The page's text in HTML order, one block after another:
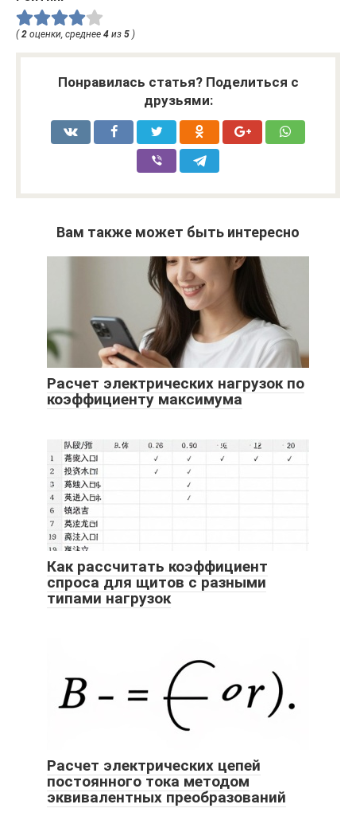
( 2 оценки, среднее 4 из 5 )
Понравилась статья? Поделиться с
друзьями:
Вам также может быть интересно
Расчет электрических нагрузок по
коэффициенту максимума
Как рассчитать коэффициент
спроса для щитов с разными
типами нагрузок
Расчет электрических цепей
постоянного тока методом
эквивалентных преобразований